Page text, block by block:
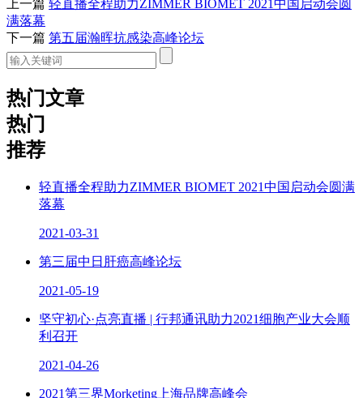
上一篇 轻直播全程助力ZIMMER BIOMET 2021中国启动会圆
满落幕
下一篇 第五届瀚晖抗感染高峰论坛
热门文章
热门
推荐
轻直播全程助力ZIMMER BIOMET 2021中国启动会圆满
落幕
2021-03-31
第三届中日肝癌高峰论坛
2021-05-19
坚守初心·点亮直播 | 行邦通讯助力2021细胞产业大会顺
利召开
2021-04-26
2021第三界Morketing上海品牌高峰会